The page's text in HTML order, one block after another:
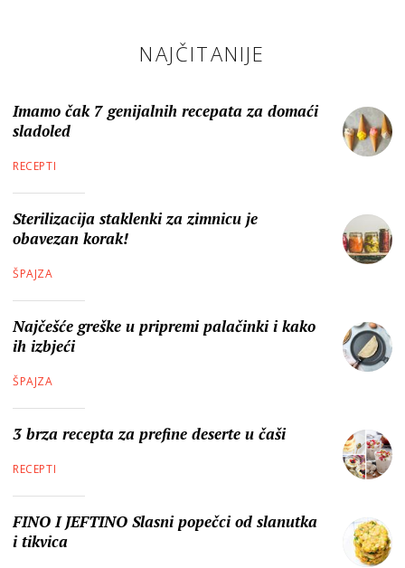
NAJČITANIJE
Imamo čak 7 genijalnih recepata za domaći
sladoled
RECEPTI
Sterilizacija staklenki za zimnicu je
obavezan korak!
ŠPAJZA
Najčešće greške u pripremi palačinki i kako
ih izbjeći
ŠPAJZA
3 brza recepta za prefine deserte u čaši
RECEPTI
FINO I JEFTINO Slasni popečci od slanutka
i tikvica